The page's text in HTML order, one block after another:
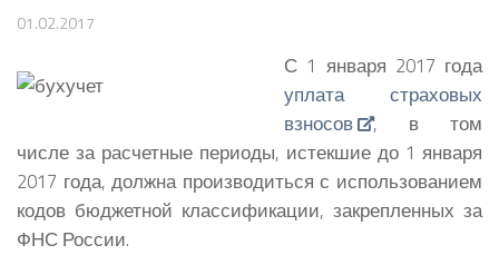
01.02.2017
С 1 января 2017 года
уплата страховых
взносов
, в том
числе за расчетные периоды, истекшие до 1 января
2017 года, должна производиться с использованием
кодов бюджетной классификации, закрепленных за
ФНС России.